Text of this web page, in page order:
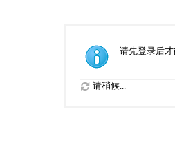
请先登录后
请稍候...